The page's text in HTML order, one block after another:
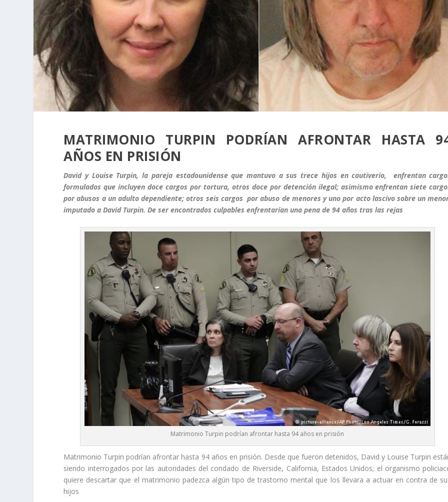
MATRIMONIO TURPIN PODRÍAN AFRONTAR HASTA
AÑOS EN PRISIÓN
David y Louise Turpin, la pareja estadounidense que mantuvo a sus trece hijos en cautiverio, enfrentan
formulados que incluyen doce cargos por tortura, otros doce por detención ilegal; asimismo enfrentan siete
por abusos a un adulto dependiente; otros seis cargos por abuso de menores y uno por acto lascivo sobre un
imputado a David Turpin. De ser encontrados culpables enfrentarían una pena de 94 años tras las rejas
Matrimonio Turpin podrían afrontar hasta 94 años en prisión
Matrimonio Turpin podrían afrontar hasta 94 años en prisión. Desde que fueron detenidos, David y Louise Turpin
siendo interrogados por las autoridades del condado de Riverside, California, Estados Unidos; el organismo
quiere descartar que el matrimonio padezca algún tipo de trastorno mental que los llevara a actuar en contra de
hijos